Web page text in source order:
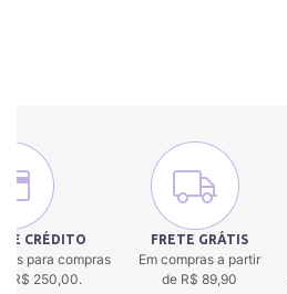
CRÉDITO
para compras
R$ 250,00.
FRETE GRÁTIS
Em compras a partir
de R$ 89,90